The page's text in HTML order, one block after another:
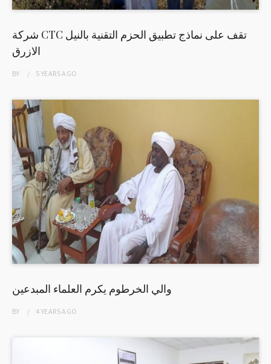
شركة CTC تقف على نماذج تطبيق الحزم التقنية بالنيل
الازرق
BY 5 YEARSAGO
والي الخرطوم يكرم العلماء المبدعين
BY 4 YEARSAGO